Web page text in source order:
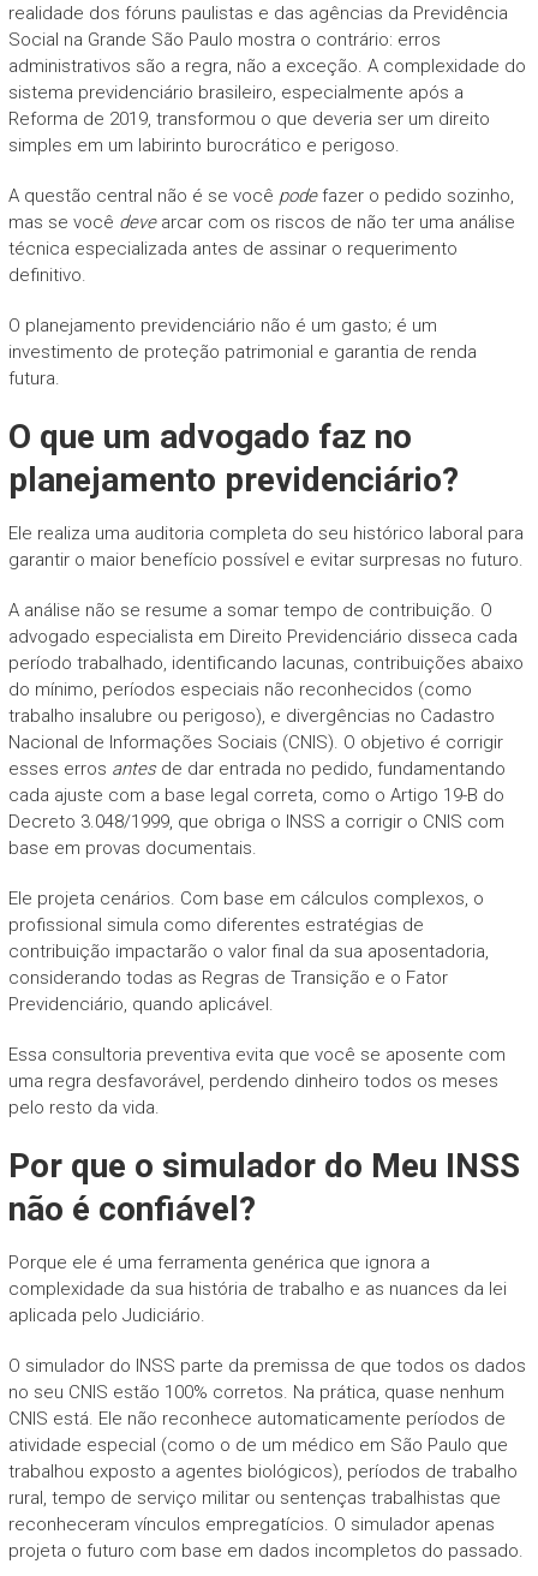
realidade dos fóruns paulistas e das agências da Previdência
Social na Grande São Paulo mostra o contrário: erros
administrativos são a regra, não a exceção. A complexidade do
sistema previdenciário brasileiro, especialmente após a
Reforma de 2019, transformou o que deveria ser um direito
simples em um labirinto burocrático e perigoso.
A questão central não é se você podefazer o pedido sozinho,
mas se você devearcar com os riscos de não ter uma análise
técnica especializada antes de assinar o requerimento
definitivo.
O planejamento previdenciário não é um gasto; é um
investimento de proteção patrimonial e garantia de renda
futura.
O que um advogado faz no
planejamento previdenciário?
Ele realiza uma auditoria completa do seu histórico laboral para
garantir o maior benefício possível e evitar surpresas no futuro.
A análise não se resume a somar tempo de contribuição. O
advogado especialista em Direito Previdenciário disseca cada
período trabalhado, identificando lacunas, contribuições abaixo
do mínimo, períodos especiais não reconhecidos (como
trabalho insalubre ou perigoso), e divergências no Cadastro
Nacional de Informações Sociais (CNIS). O objetivo é corrigir
esses erros antesde dar entrada no pedido, fundamentando
cada ajuste com a base legal correta, como o Artigo 19-B do
Decreto 3.048/1999, que obriga o INSS a corrigir o CNIS com
base em provas documentais.
Ele projeta cenários. Com base em cálculos complexos, o
profissional simula como diferentes estratégias de
contribuição impactarão o valor final da sua aposentadoria,
considerando todas as Regras de Transição e o Fator
Previdenciário, quando aplicável.
Essa consultoria preventiva evita que você se aposente com
uma regra desfavorável, perdendo dinheiro todos os meses
pelo resto da vida.
Por que o simulador do Meu INSS
não é confiável?
Porque ele é uma ferramenta genérica que ignora a
complexidade da sua história de trabalho e as nuances da lei
aplicada pelo Judiciário.
O simulador do INSS parte da premissa de que todos os dados
no seu CNIS estão 100% corretos. Na prática, quase nenhum
CNIS está. Ele não reconhece automaticamente períodos de
atividade especial (como o de um médico em São Paulo que
trabalhou exposto a agentes biológicos), períodos de trabalho
rural, tempo de serviço militar ou sentenças trabalhistas que
reconheceram vínculos empregatícios. O simulador apenas
projeta o futuro com base em dados incompletos do passado.